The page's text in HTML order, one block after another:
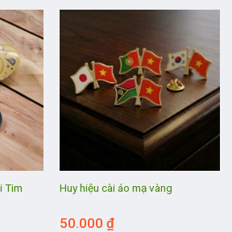
Tim Huy hiệu cài áo mạ vàng
50.000 ₫